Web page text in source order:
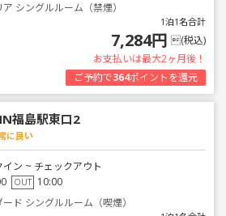
シングルルーム（禁煙）
1泊1名合計
7,284円 (税込)
お支払いは最大2ヶ月後！
ご予約で364ポイントを還元
福島駅東口2
に良い
イン ~ チェックアウト
OUT 10:00
ド シングルルーム（喫煙）